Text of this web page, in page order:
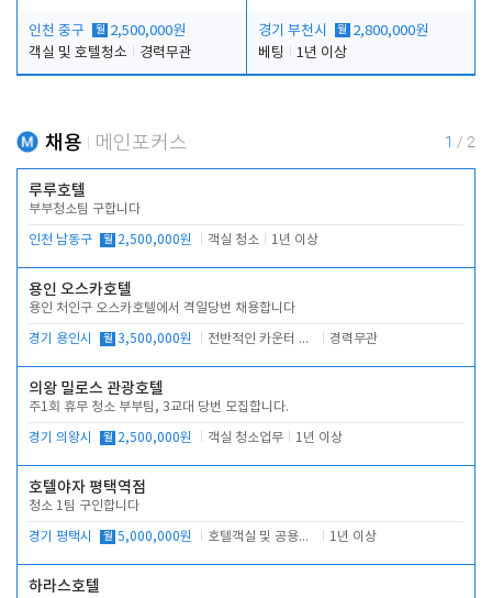
인천 중구 월 2,500,000원
객실 및 호텔청소
경력무관
경기 부천시 월 2,800,000원
베팅
1년 이상
채용 메인포커스 1 / 2
루루호텔
부부청소팀 구합니다
인천 남동구 월 2,500,000원 객실 청소 1년 이상
용인 오스카호텔
용인 처인구 오스카호텔에서 격일당번 채용합니다
경기 용인시 월 3,500,000원 전반적인 카운터 업무 경력무관
의왕 밀로스 관광호텔
주1회 휴무 청소 부부팀, 3교대 당번 모집합니다.
경기 의왕시 월 2,500,000원 객실 청소업무 1년 이상
호텔야자 평택역점
청소 1팀 구인합니다
경기 평택시 월 5,000,000원 호텔객실 및 공용시설 청소 관리 1년 이상
하라스호텔